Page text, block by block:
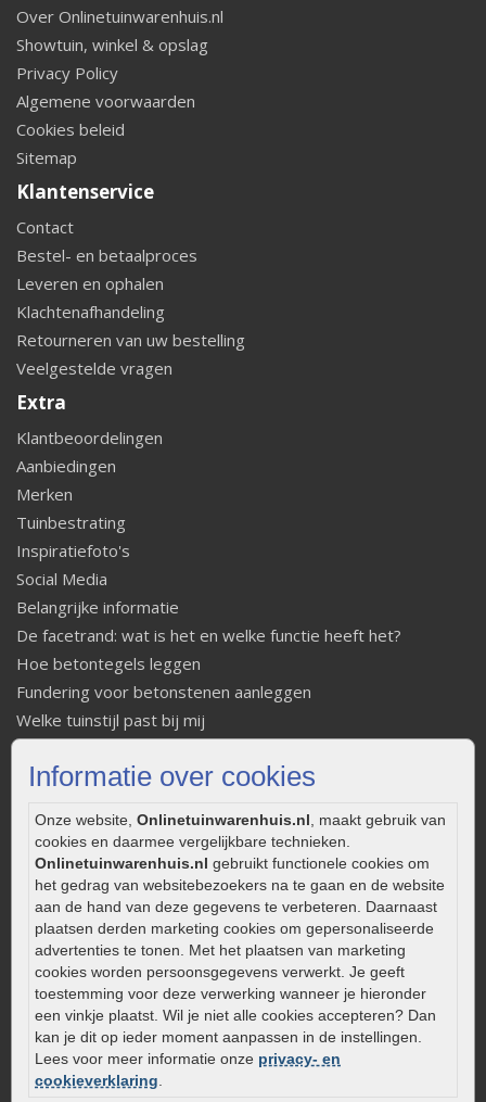
Informatie over cookies
Onze website, Onlinetuinwarenhuis.nl, maakt gebruik van
cookies en daarmee vergelijkbare technieken.
Onlinetuinwarenhuis.nl gebruikt functionele cookies om
het gedrag van websitebezoekers na te gaan en de website
aan de hand van deze gegevens te verbeteren. Daarnaast
plaatsen derden marketing cookies om gepersonaliseerde
advertenties te tonen. Met het plaatsen van marketing
cookies worden persoonsgegevens verwerkt. Je geeft
toestemming voor deze verwerking wanneer je hieronder
een vinkje plaatst. Wil je niet alle cookies accepteren? Dan
kan je dit op ieder moment aanpassen in de instellingen.
Lees voor meer informatie onze privacy- en
cookieverklaring.
Over Onlinetuinwarenhuis.nl
Showtuin, winkel & opslag
Privacy Policy
Algemene voorwaarden
Cookies beleid
Sitemap
Klantenservice
Contact
Bestel- en betaalproces
Leveren en ophalen
Klachtenafhandeling
Retourneren van uw bestelling
Veelgestelde vragen
Extra
Klantbeoordelingen
Aanbiedingen
Merken
Tuinbestrating
Inspiratiefoto's
Social Media
Belangrijke informatie
De facetrand: wat is het en welke functie heeft het?
Hoe betontegels leggen
Fundering voor betonstenen aanleggen
Welke tuinstijl past bij mij
Strakke tuin inrichten
Legverbanden gebakken bestrating
Aanlegtips voor gebakken bestrating
Zelf een terras aanleggen
Kleine stadstuin inrichten
0320 – 219170
Kaapstanderweg 41
8243 RB Lelystad
info@onlinetuinwarenhuis.nl
Routebeschrijving
Openingstijden